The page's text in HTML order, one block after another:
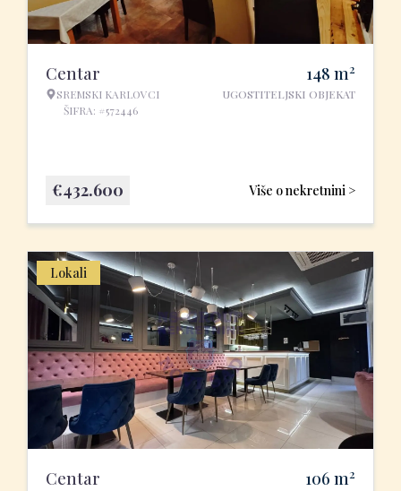
Centar
SREMSKI KARLOVCI
ŠIFRA: #572446
148 m2
UGOSTITELJSKI OBJEKAT
Više o nekretnini >
€432.600
Lokali
Centar 106 m2